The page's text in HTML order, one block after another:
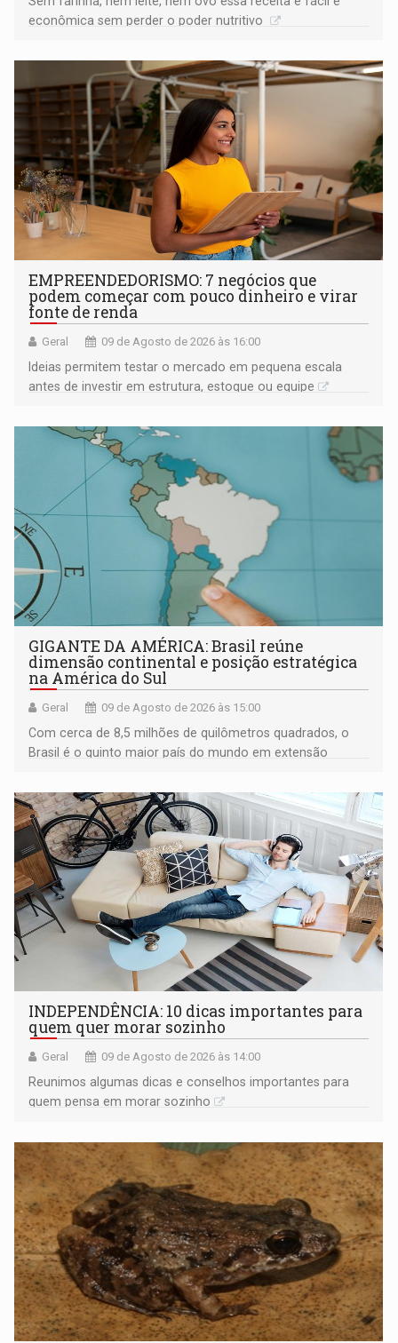
econômica sem perder o poder nutritivo
EMPREENDEDORISMO: 7 negócios que
podem começar com pouco dinheiro e virar
fonte de renda
Geral 09 de Agosto de 2026 às 16:00
Ideias permitem testar o mercado em pequena escala
antes de investir em estrutura, estoque ou equipe
GIGANTE DA AMÉRICA: Brasil reúne
dimensão continental e posição estratégica
na América do Sul
Geral 09 de Agosto de 2026 às 15:00
Com cerca de 8,5 milhões de quilômetros quadrados, o
Brasil é o quinto maior país do mundo em extensão
INDEPENDÊNCIA: 10 dicas importantes para
quem quer morar sozinho
Geral 09 de Agosto de 2026 às 14:00
Reunimos algumas dicas e conselhos importantes para
quem pensa em morar sozinho